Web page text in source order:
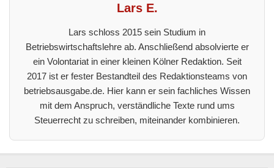
Lars E.
Lars schloss 2015 sein Studium in
Betriebswirtschaftslehre ab. Anschließend absolvierte er
ein Volontariat in einer kleinen Kölner Redaktion. Seit
2017 ist er fester Bestandteil des Redaktionsteams von
betriebsausgabe.de. Hier kann er sein fachliches Wissen
mit dem Anspruch, verständliche Texte rund ums
Steuerrecht zu schreiben, miteinander kombinieren.